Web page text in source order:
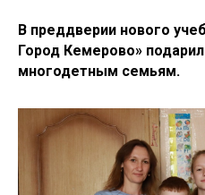
В преддверии нового
Город Кемерово»
многодетным семьям.